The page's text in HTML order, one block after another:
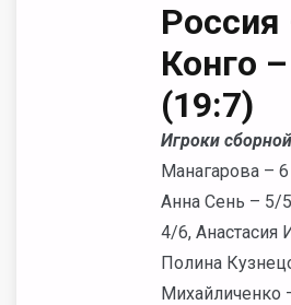
Конго
(19:7)
Игроки
Манагарова –
Анна Сень – 5/
4/6, Анастасия
Полина
Михайличенко